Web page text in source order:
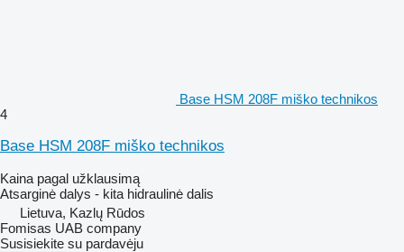
Base HSM 208F miško technikos
4
Base HSM 208F miško technikos
Kaina pagal užklausimą
Atsarginė dalys - kita hidraulinė dalis
Lietuva, Kazlų Rūdos
Fomisas UAB company
Susisiekite su pardavėju